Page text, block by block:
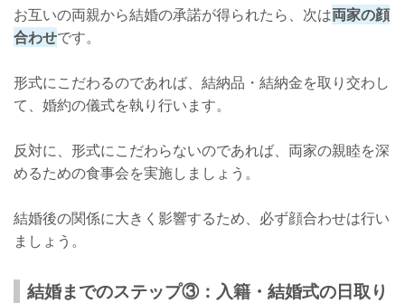
お互いの両親から結婚の承諾が得られたら、次は両家の顔
合わせです。
形式にこだわるのであれば、結納品・結納金を取り交わし
て、婚約の儀式を執り行います。
反対に、形式にこだわらないのであれば、両家の親睦を深
めるための食事会を実施しましょう。
結婚後の関係に大きく影響するため、必ず顔合わせは行い
ましょう。
結婚までのステップ③：入籍・結婚式の日取り